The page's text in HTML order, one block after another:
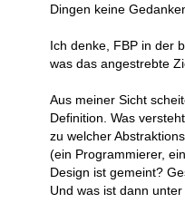
Dingen keine
Ich denke, FBP in der
was das angestrebte
Aus meiner Sicht
Definition. Was
zu welcher
(ein Programmierer,
Design ist gemeint?
Und was ist dann